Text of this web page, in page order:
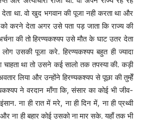
देता था. वो खुद भगवान की पूजा नही करता था और
करने देता अगर उसे पता पड़ जाता कि राज्य की
की तो हिरण्यकश्यप उसे मौत के घाट उतर देता
लोग उसकी पूजा करे. हिरण्यकश्यप बहुत ही ज्यादा
था तो उसने कई सालो तक तपस्या की. कड़ी
लिया और उन्होंने हिरण्यकश्यप से पूछा की तुम्हेँ
ने वरदान माँगा कि, संसार का कोई भी जीव-
ना ही रात में मरे, ना ही दिन में, ना ही प्रथ्वी
ना ही बहार कोई उसको ना मार सके. यहाँ तक भी